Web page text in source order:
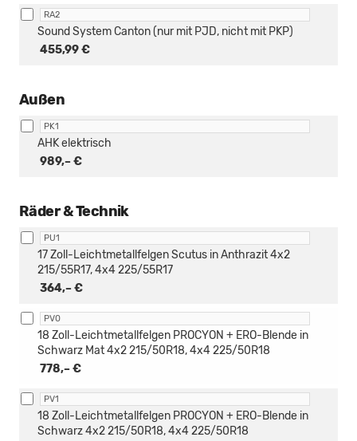
RA2
455,99 €
Sound System Canton (nur mit PJD, nicht mit PKP)
Außen
PK1
989,– €
AHK elektrisch
Räder & Technik
PU1
364,– €
17 Zoll-Leichtmetallfelgen Scutus in Anthrazit 4x2
215/55R17, 4x4 225/55R17
PV0
778,– €
18 Zoll-Leichtmetallfelgen PROCYON + ERO-Blende in
Schwarz Mat 4x2 215/50R18, 4x4 225/50R18
PV1
18 Zoll-Leichtmetallfelgen PROCYON + ERO-Blende in
Schwarz 4x2 215/50R18, 4x4 225/50R18